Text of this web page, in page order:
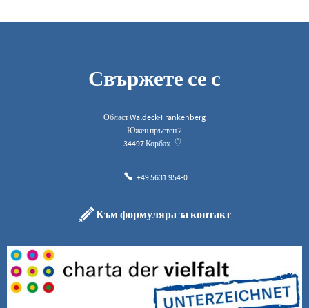
Свържете се с
Област Waldeck-Frankenberg
Южен пръстен 2
34497Корбах
+49 5631 954-0
Към формуляра за контакт